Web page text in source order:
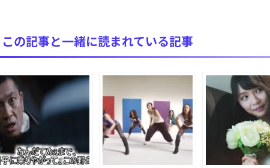
この記事と一緒に読まれている記事